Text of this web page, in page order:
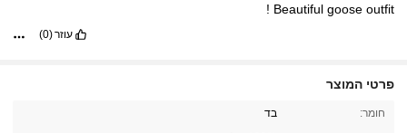
Beautiful goose outfit
!
עוזר(0)
פרטי המוצר
חומר: בד
487 עוקבים